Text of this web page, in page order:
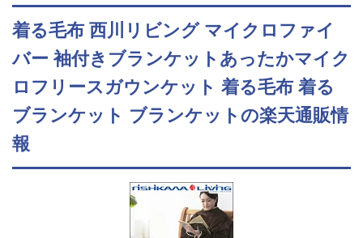
着る毛布 西川リビング マイクロファイ
バー 袖付きブランケットあったかマイク
ロフリースガウンケット 着る毛布 着る
ブランケット ブランケットの楽天通販情
報